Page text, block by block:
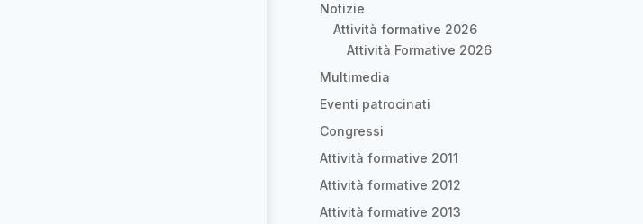
Notizie
Attività formative 2026
Attività Formative 2026
Multimedia
Eventi patrocinati
Congressi
Attività formative 2011
Attività formative 2012
Attività formative 2013